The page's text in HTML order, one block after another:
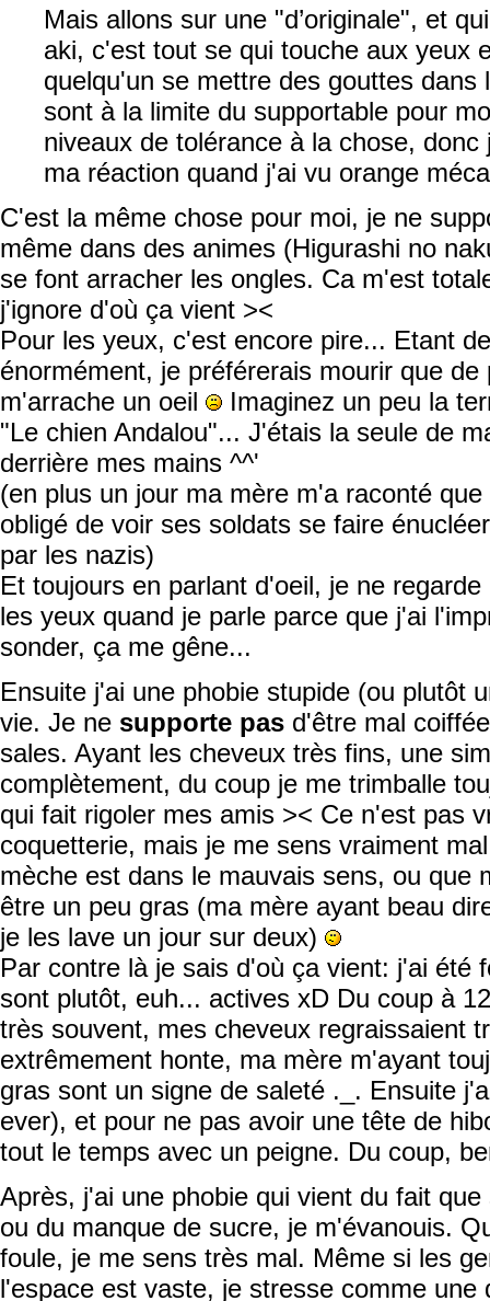
Mais allons sur une "d’originale", et
aki, c'est tout se qui touche aux yeux
quelqu'un se mettre des gouttes dans
sont à la limite du supportable pour
niveaux de tolérance à la chose,
ma réaction quand j'ai vu orange
C'est la même chose pour moi, je ne
même dans des animes (Higurashi no
se font arracher les ongles. Ca m'est
j'ignore d'où ça vient ><
Pour les yeux, c'est encore pire... Etant
énormément, je préférerais mourir que
m'arrache un oeil
Imaginez un peu la
"Le chien Andalou"... J'étais la seule de
derrière mes mains ^^'
(en plus un jour ma mère m'a raconté
obligé de voir ses soldats se faire
par les nazis)
Et toujours en parlant d'oeil, je ne
les yeux quand je parle parce que j'ai
sonder, ça me gêne...
Ensuite j'ai une phobie stupide (ou plutôt
vie. Je ne supporte pas d'être mal
sales. Ayant les cheveux très fins, une
complètement, du coup je me trimballe
qui fait rigoler mes amis >< Ce n'est pas
coquetterie, mais je me sens vraiment
mèche est dans le mauvais sens, ou que
être un peu gras (ma mère ayant beau
je les lave un jour sur deux)
Par contre là je sais d'où ça vient: j'ai été
sont plutôt, euh... actives xD Du coup à
très souvent, mes cheveux regraissaient
extrêmement honte, ma mère m'ayant
gras sont un signe de saleté ._. Ensuite
ever), et pour ne pas avoir une tête de
tout le temps avec un peigne. Du coup,
Après, j'ai une phobie qui vient du fait
ou du manque de sucre, je m'évanouis.
foule, je me sens très mal. Même si les
l'espace est vaste, je stresse comme une